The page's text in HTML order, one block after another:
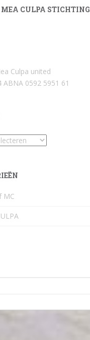
CULPA STICHTING
Culpa united
ABNA 0592 5951 61
MC